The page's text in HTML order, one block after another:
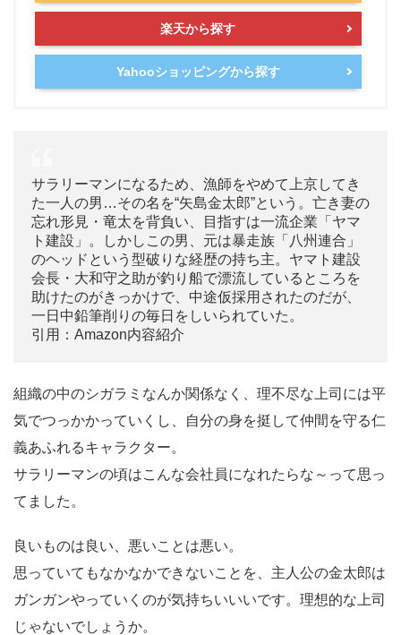
楽天から探す
Yahooショッピングから探す
サラリーマンになるため、漁師をやめて上京してき
た一人の男…その名を“矢島金太郎”という。亡き妻の
忘れ形見・竜太を背負い、目指すは一流企業「ヤマ
ト建設」。しかしこの男、元は暴走族「八州連合」
のヘッドという型破りな経歴の持ち主。ヤマト建設
会長・大和守之助が釣り船で漂流しているところを
助けたのがきっかけで、中途仮採用されたのだが、
一日中鉛筆削りの毎日をしいられていた。
引用：Amazon内容紹介
組織の中のシガラミなんか関係なく、理不尽な上司には平
気でつっかかっていくし、自分の身を挺して仲間を守る仁
義あふれるキャラクター。
サラリーマンの頃はこんな会社員になれたらな～って思っ
てました。
良いものは良い、悪いことは悪い。
思っていてもなかなかできないことを、主人公の金太郎は
ガンガンやっていくのが気持ちいいいです。理想的な上司
じゃないでしょうか。